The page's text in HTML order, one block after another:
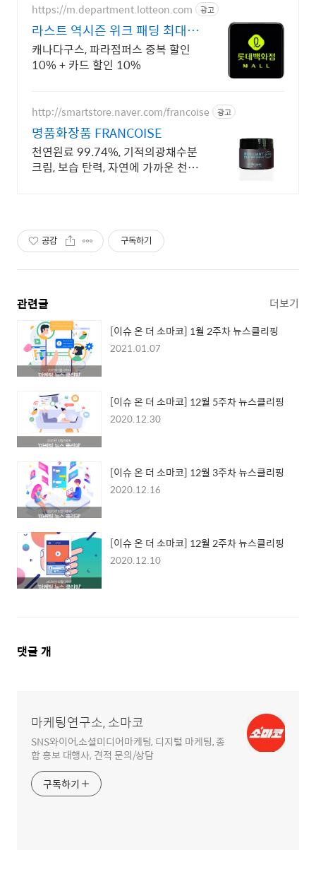
https://m.department.lotteon.com 광고
라스트 역시즌 위크 패딩 최대
74% 할인
캐나다구스, 파라점퍼스 중복 할인
10% + 카드 할인 10%
http://smartstore.naver.com/francoise 광고
명품화장품 FRANCOISE
천연원료 99.74%, 기적의광채수분
크림, 보습 탄력, 자연에 가까운 천연
공감 구독하기
관련글 더보기
[이슈 온 더 소마코] 1월 2주차 뉴스클리핑
2021.01.07
[이슈 온 더 소마코] 12월 5주차 뉴스클리핑
2020.12.30
[이슈 온 더 소마코] 12월 3주차 뉴스클리핑
2020.12.16
[이슈 온 더 소마코] 12월 2주차 뉴스클리핑
2020.12.10
댓
댓글 개
마케팅연구소, 소마코
SNS와이어,소셜미디어마케팅, 디지털 마케팅, 종
합 홍보 대행사, 견적 문의/상담
구독하기